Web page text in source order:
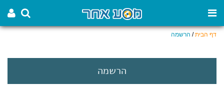
דף הבית/ הרשמה
הרשמה